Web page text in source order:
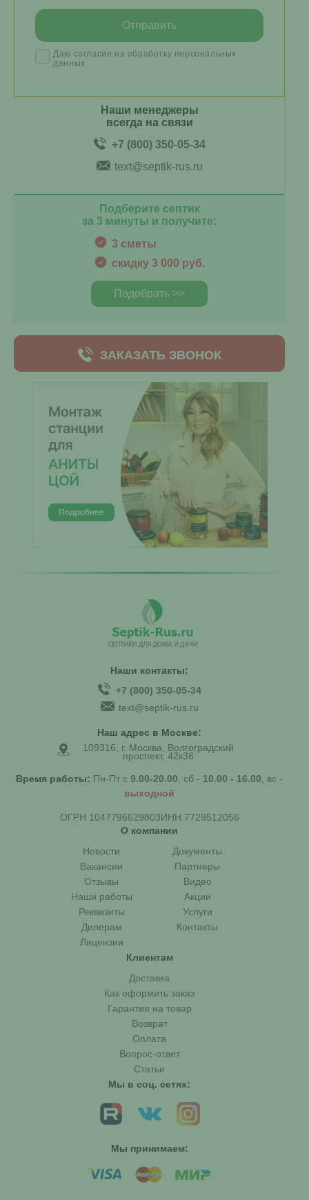
Наши менеджеры
всегда на связи
+7 (800) 350-05-34
text@septik-rus.ru
Подберите септик
за 3 минуты и получите:
3 сметы
скидку 3 000 руб.
Подобрать >>
ЗАКАЗАТЬ ЗВОНОК
Даю согласие на обработку персональных
данных
Наши контакты:
+7 (800) 350-05-34
text@septik-rus.ru
Наш адрес в Москве:
109316, г. Москва, Волгоградский
проспект, 42к36
Время работы: Пн-Пт с 9.00-20.00 , сб - 10.00 - 16.00 , вс -
выходной
ОГРН 1047796629803ИНН 7729512056
О компании
Новости
Документы
Вакансии
Партнеры
Отзывы
Видео
Наши работы
Акции
Реквизиты
Услуги
Дилерам
Контакты
Лицензии
Клиентам
Доставка
Как оформить заказ
Гарантия на товар
Возврат
Оплата
Вопрос-ответ
Статьи
Мы в соц. сетях:
Мы принимаем: